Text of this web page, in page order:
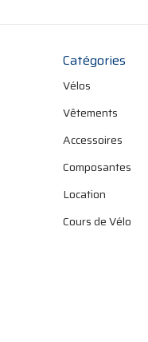
Catégories
Vélos
Vêtements
Accessoires
Composantes
Location
Cours de Vélo